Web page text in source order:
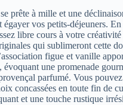
prête à mille et une
vos petits-déjeuners.
libre cours à votre créativité
qui sublimeront cette
figue et vanille
évoquant une promenade
parfumé. Vous pouvez
concassées en toute fin de
et une touche rustique